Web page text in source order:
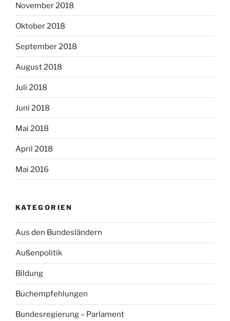
November 2018
Oktober 2018
September 2018
August 2018
Juli 2018
Juni 2018
Mai 2018
April 2018
Mai 2016
KATEGORIEN
Aus den Bundesländern
Außenpolitik
Bildung
Buchempfehlungen
Bundesregierung – Parlament